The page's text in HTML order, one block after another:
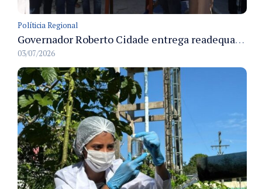
Políticia Regional
Governador Roberto Cidade entrega readequação do ambulatório da FCecon e amplia capacidade de atendimento oncológico em Manaus
03/07/2026